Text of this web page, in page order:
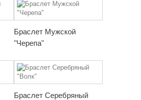
Браслет Мужской
"Черепа"
Браслет Серебряный